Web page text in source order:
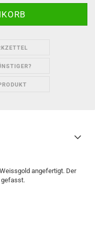
angefertigt. Der
gefasst.